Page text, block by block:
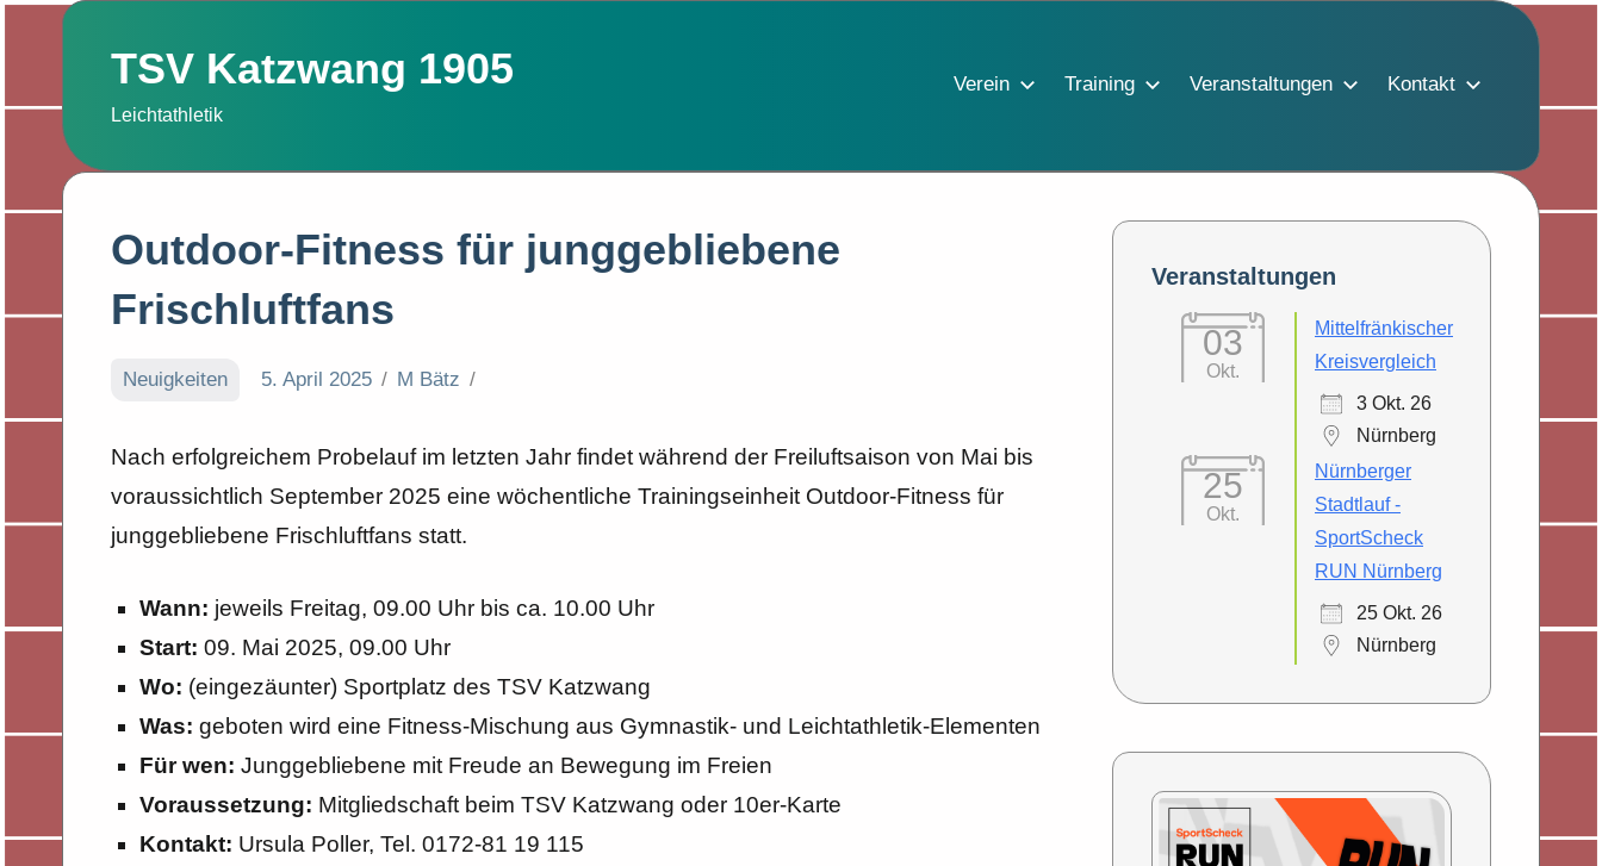
Zum
springenTSV Katzwang 1905
Leichtathletik
Verein Training Veranstaltungen Kontakt
Outdoor-Fitness für junggebliebene
Frischluftfans
Neuigkeiten 5. April 2025 M Bätz
Nach erfolgreichem Probelauf im letzten Jahr findet während der Freiluftsaison von Mai bis
voraussichtlich September 2025 eine wöchentliche Trainingseinheit Outdoor-Fitness für
junggebliebene Frischluftfans statt.
Wann: jeweils Freitag, 09.00 Uhr bis ca. 10.00 Uhr
Start: 09. Mai 2025, 09.00 Uhr
Wo: (eingezäunter) Sportplatz des TSV Katzwang
Was: geboten wird eine Fitness-Mischung aus Gymnastik- und Leichtathletik-Elementen
Für wen: Junggebliebene mit Freude an Bewegung im Freien
Voraussetzung: Mitgliedschaft beim TSV Katzwang oder 10er-Karte
Kontakt: Ursula Poller, Tel. 0172-81 19 115
Veranstaltungen
03
Okt.
Mittelfränkischer
Kreisvergleich
3 Okt. 26
Nürnberg
25
Okt.
Nürnberger
Stadtlauf -
SportScheck
RUN Nürnberg
25 Okt. 26
Nürnberg